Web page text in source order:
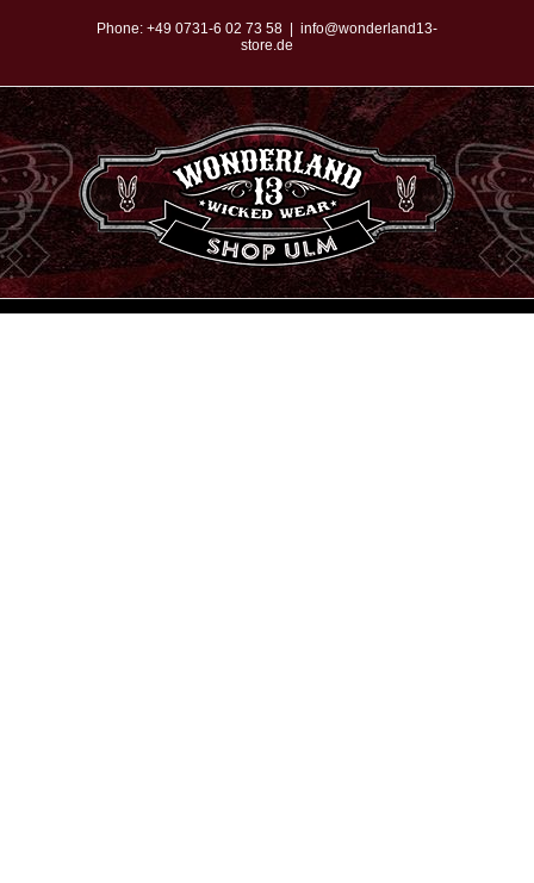
springen
Phone: +49 0731-6 02 73 58
info@wonderland13-
store.de